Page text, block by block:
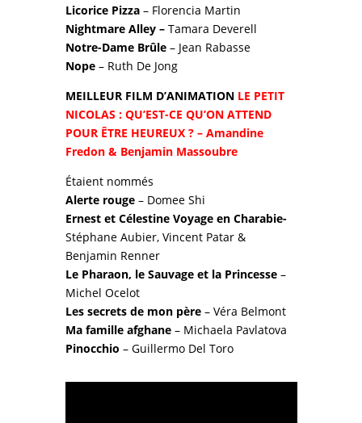
Licorice Pizza– Florencia Martin
Nightmare Alley –Tamara Deverell
Notre-Dame Brûle– Jean Rabasse
Nope – Ruth De Jong
MEILLEUR FILM D’ANIMATIONLE PETIT
NICOLAS : QU’EST-CE QU’ON ATTEND
POUR ÊTRE HEUREUX ?– Amandine
Fredon & Benjamin Massoubre
Étaient nommés
Alerte rouge– Domee Shi
Ernest et Célestine Voyage en Charabie-
Stéphane Aubier, Vincent Patar &
Benjamin Renner
Le Pharaon, le Sauvage et la Princesse–
Michel Ocelot
Les secrets de mon père– Véra Belmont
Ma famille afghane– Michaela Pavlatova
Pinocchio – Guillermo Del Toro